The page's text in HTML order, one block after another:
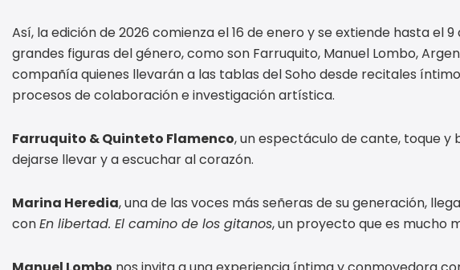
Así, la edición de 2026 comienza el 16 de enero y se extiende hasta el
grandes figuras del género, como son Farruquito, Manuel Lombo,
compañía quienes llevarán a las tablas del Soho desde recitales
procesos de colaboración e investigación artística.
Farruquito & Quinteto Flamenco, un espectáculo de cante, toque y
dejarse llevar y a escuchar al corazón.
Marina Heredia, una de las voces más señeras de su generación,
conEn libertad. El camino de los gitanos, un proyecto que es mucho